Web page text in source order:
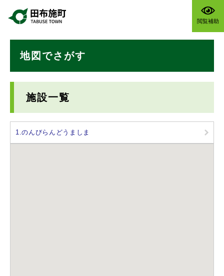
閲覧補助
地図でさがす
施設一覧
1.のんびらんどうましま